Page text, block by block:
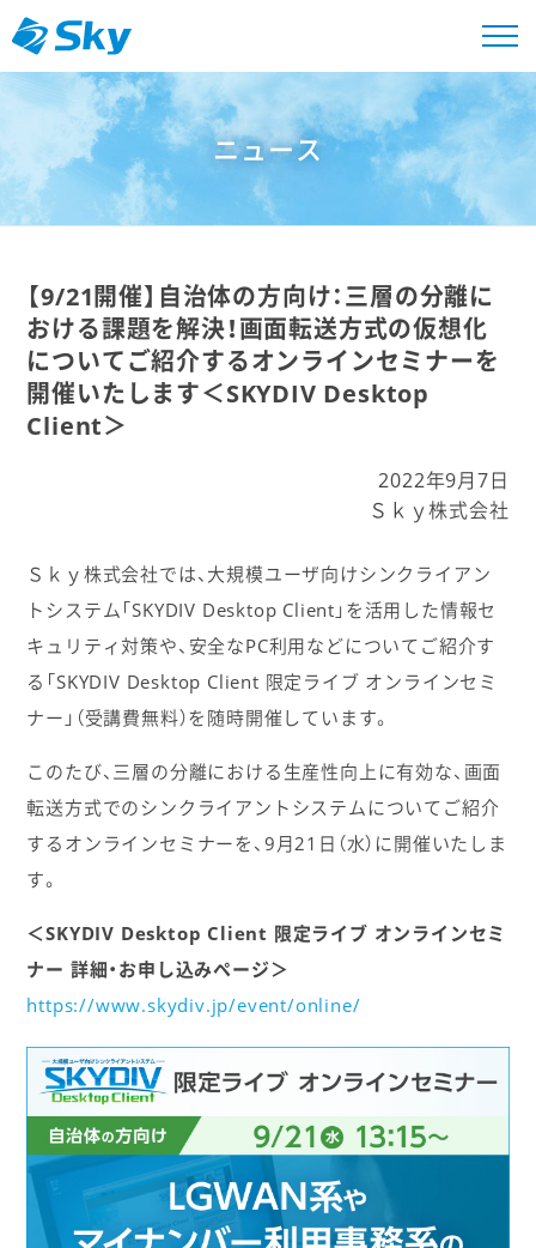
ニュース
【9/21開催】自治体の方向け：三層の分離に
おける課題を解決！画面転送方式の仮想化
についてご紹介するオンラインセミナーを
開催いたします＜SKYDIV Desktop
Client＞
2022年9月7日
Ｓｋｙ株式会社
Ｓｋｙ株式会社では、大規模ユーザ向けシンクライアン
トシステム「SKYDIV Desktop Client」を活用した情報セ
キュリティ対策や、安全なPC利用などについてご紹介す
る「SKYDIV Desktop Client 限定ライブ オンラインセミ
ナー」（受講費無料）を随時開催しています。
このたび、三層の分離における生産性向上に有効な、画面
転送方式でのシンクライアントシステムについてご紹介
するオンラインセミナーを、9月21日（水）に開催いたしま
す。
＜SKYDIV Desktop Client 限定ライブ オンラインセミ
ナー 詳細・お申し込みページ＞
https://www.skydiv.jp/event/online/